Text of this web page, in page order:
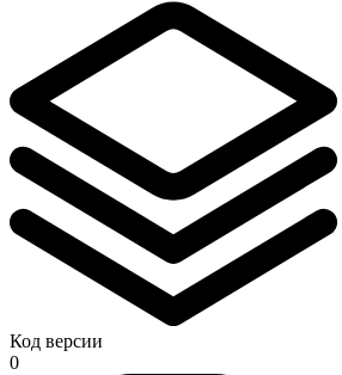
Код версии
0